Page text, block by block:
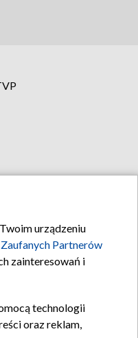
urządzeniu
Zaufanych Partnerów
zainteresowań i
technologii
oraz reklam,